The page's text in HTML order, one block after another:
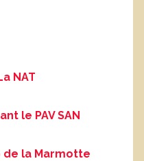
NAT
le PAV SAN
de la Marmotte